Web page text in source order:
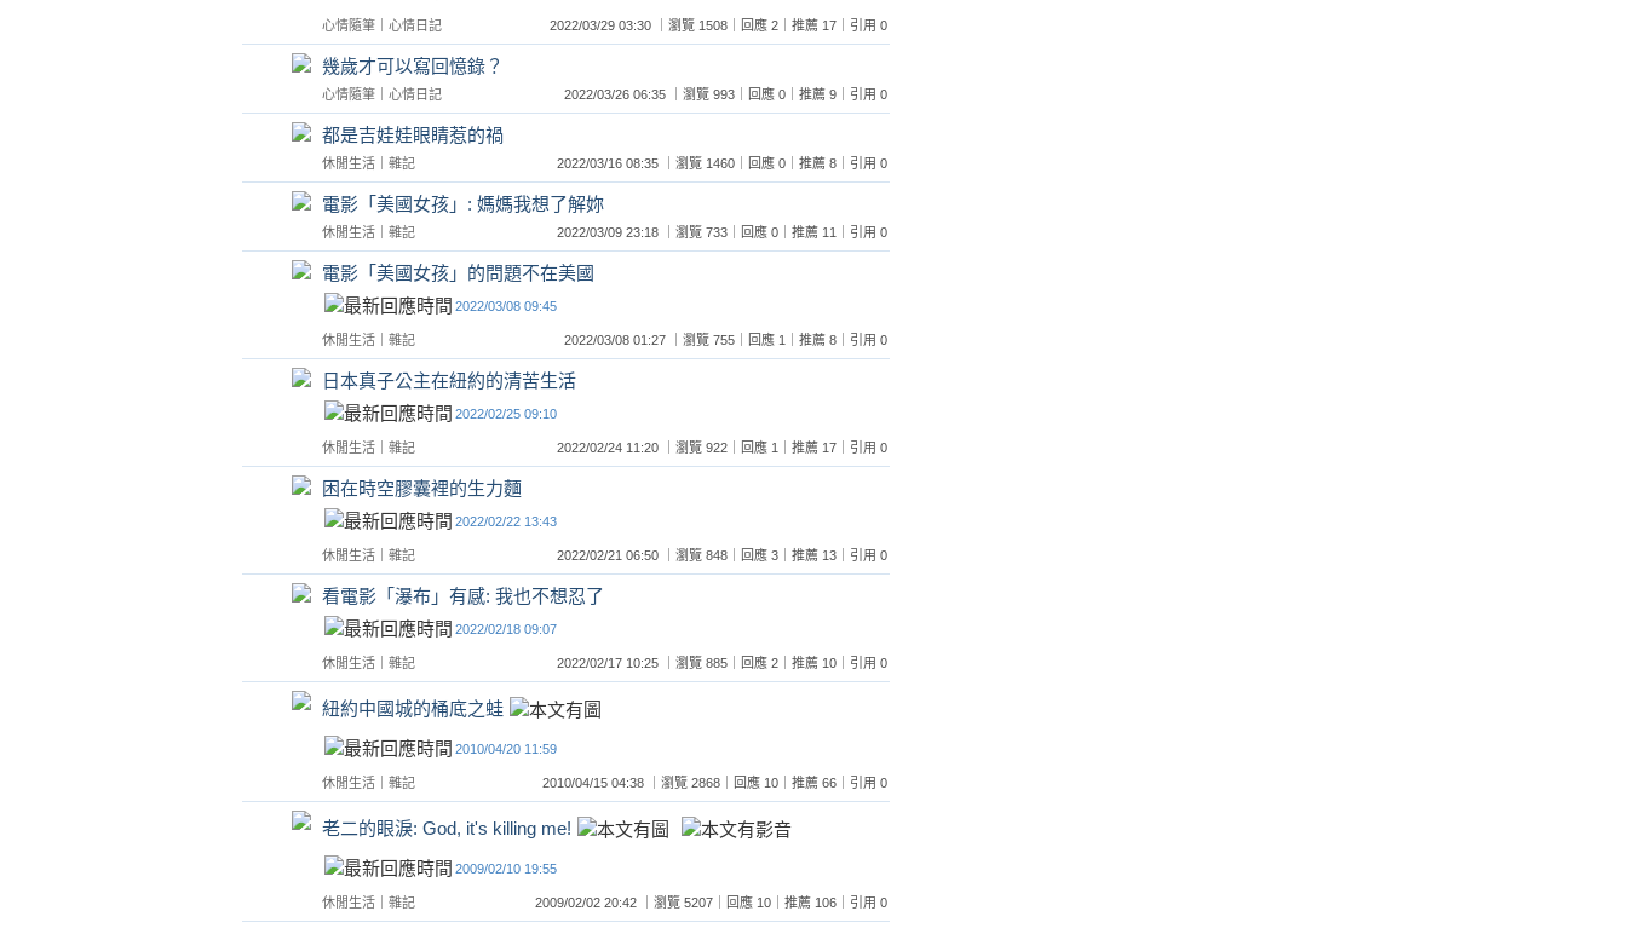
心情隨筆 心情日記 2022/03/29 03:30 ｜瀏覽 1508｜回應 2｜推薦 17｜引用 0
幾歲才可以寫回憶錄？
心情隨筆 心情日記 2022/03/26 06:35 ｜瀏覽 993｜回應 0｜推薦 9｜引用 0
都是吉娃娃眼睛惹的禍
休閒生活 雜記 2022/03/16 08:35 ｜瀏覽 1460｜回應 0｜推薦 8｜引用 0
電影「美國女孩」: 媽媽我想了解妳
休閒生活 雜記 2022/03/09 23:18 ｜瀏覽 733｜回應 0｜推薦 11｜引用 0
電影「美國女孩」的問題不在美國
2022/03/08 09:45
休閒生活 雜記 2022/03/08 01:27 ｜瀏覽 755｜回應 1｜推薦 8｜引用 0
日本真子公主在紐約的清苦生活
2022/02/25 09:10
休閒生活 雜記 2022/02/24 11:20 ｜瀏覽 922｜回應 1｜推薦 17｜引用 0
困在時空膠囊裡的生力麵
2022/02/22 13:43
休閒生活 雜記 2022/02/21 06:50 ｜瀏覽 848｜回應 3｜推薦 13｜引用 0
看電影「瀑布」有感: 我也不想忍了
2022/02/18 09:07
休閒生活 雜記 2022/02/17 10:25 ｜瀏覽 885｜回應 2｜推薦 10｜引用 0
紐約中國城的桶底之蛙
2010/04/20 11:59
休閒生活 雜記 2010/04/15 04:38 ｜瀏覽 2868｜回應 10｜推薦 66｜引用 0
老二的眼淚: God, it's killing me!
2009/02/10 19:55
休閒生活 雜記 2009/02/02 20:42 ｜瀏覽 5207｜回應 10｜推薦 106｜引用 0